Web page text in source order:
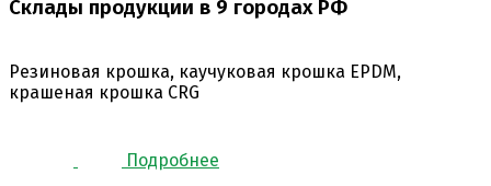
Склады продукции в 9 городах РФ
Резиновая крошка, каучуковая крошка EPDM,
крашеная крошка CRG
Подробнее